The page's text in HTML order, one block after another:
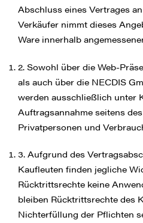
Abschluss eines Vertrages
Verkäufer nimmt dieses
Ware innerhalb
2. Sowohl über die Web-
als auch über die NECDIS
werden ausschließlich unter
Auftragsannahme seitens
Privatpersonen und
3. Aufgrund des
Kaufleuten finden jegliche
Rücktrittsrechte keine
bleiben Rücktrittsrechte des
Nichterfüllung der Pflichten